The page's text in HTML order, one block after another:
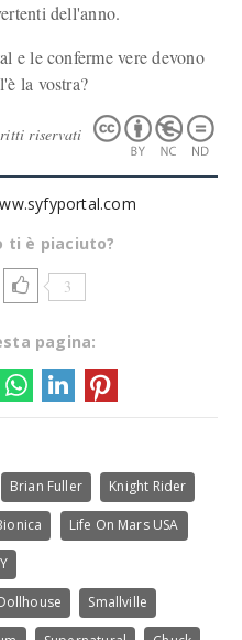
dell'anno.
e le conferme vere devono
la vostra?
riservati
ti è piaciuto?
3
pagina:
Brian Fuller Knight Rider
Life On Mars USA
Smallville